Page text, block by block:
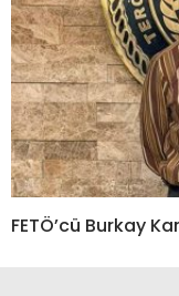
FETÖ’cü Burkay